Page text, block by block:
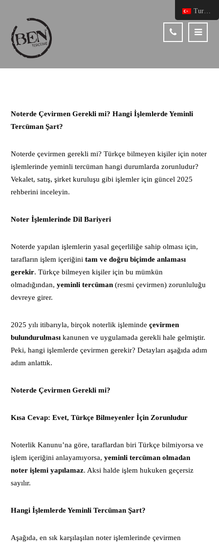
Noterde Çevirmen Gerekli mi? Hangi İşlemlerde Yeminli
Tercüman Şart?
Noterde çevirmen gerekli mi? Türkçe bilmeyen kişiler için noter
işlemlerinde yeminli tercüman hangi durumlarda zorunludur?
Vekalet, satış, şirket kuruluşu gibi işlemler için güncel 2025
rehberini inceleyin.
Noter İşlemlerinde Dil Bariyeri
Noterde yapılan işlemlerin yasal geçerliliğe sahip olması için,
tarafların işlem içeriğinitam ve doğru biçimde anlaması
gerekir. Türkçe bilmeyen kişiler için bu mümkün
olmadığından,yeminli tercüman (resmi çevirmen) zorunluluğu
devreye girer.
2025 yılı itibarıyla, birçok noterlik işlemindeçevirmen
bulundurulması kanunen ve uygulamada gerekli hale gelmiştir.
Peki, hangi işlemlerde çevirmen gerekir? Detayları aşağıda adım
adım anlattık.
Noterde Çevirmen Gerekli mi?
Kısa Cevap: Evet, Türkçe Bilmeyenler İçin Zorunludur
Noterlik Kanunu’na göre, taraflardan biri Türkçe bilmiyorsa ve
işlem içeriğini anlayamıyorsa,yeminli tercüman olmadan
noter işlemi yapılamaz. Aksi halde işlem hukuken geçersiz
sayılır.
Hangi İşlemlerde Yeminli Tercüman Şart?
Aşağıda, en sık karşılaşılan noter işlemlerinde çevirmen
Turkish